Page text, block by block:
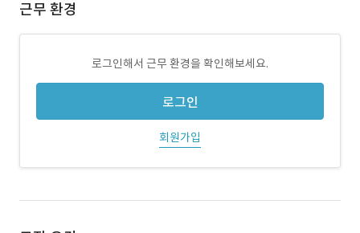
근무 환경
로그인해서 근무 환경을 확인해보세요.
로그인
회원가입